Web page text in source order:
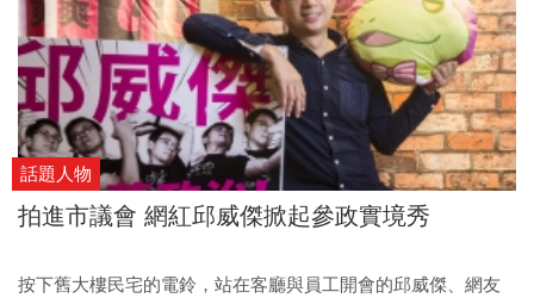
來的每一天都是挑戰，也是實踐台灣新政治的開始。
話題人物
拍進市議會 網紅邱威傑掀起參政實境秀
按下舊大樓民宅的電鈴，站在客廳與員工開會的邱威傑、網友